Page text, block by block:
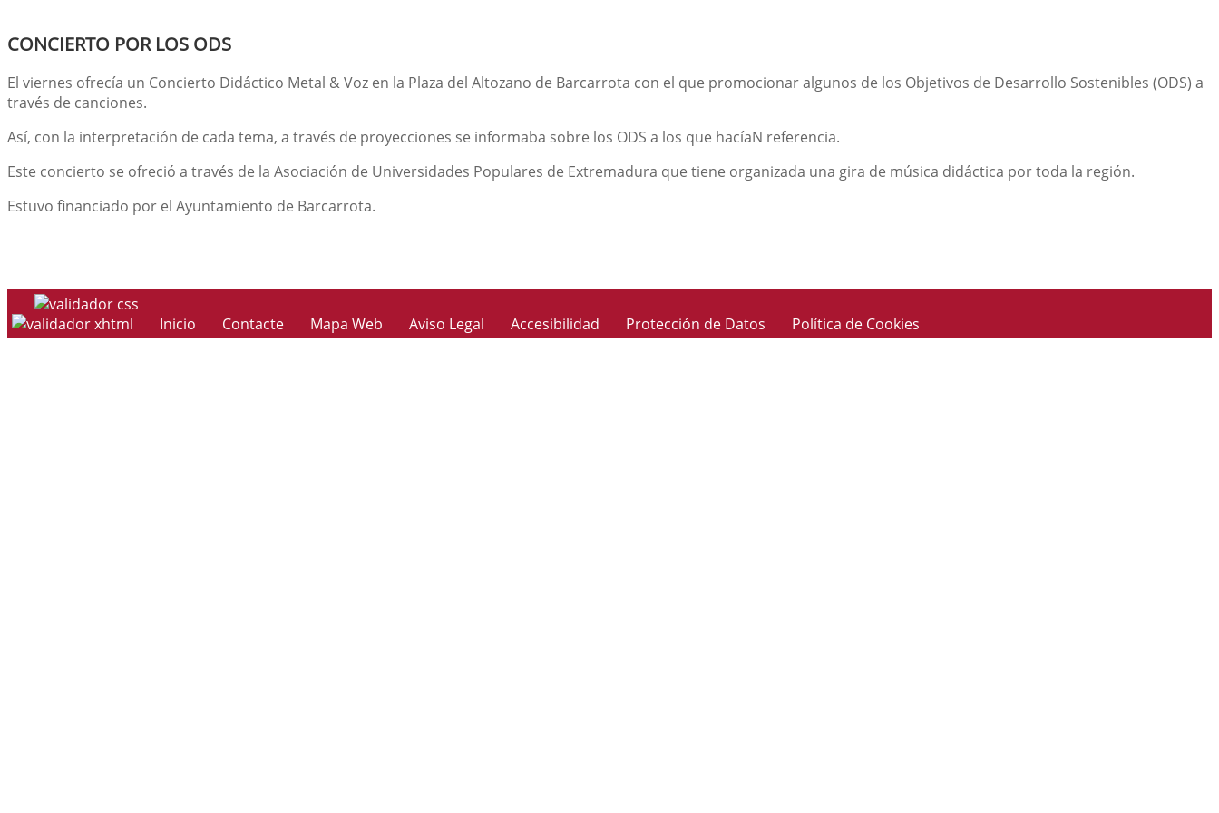
CONCIERTO POR LOS ODS
El viernes ofrecía un Concierto Didáctico Metal & Voz en la Plaza del Altozano de Barcarrota con el que promocionar algunos de los Objetivos de Desarrollo Sostenibles (ODS) a
través de canciones.
Así, con la interpretación de cada tema, a través de proyecciones se informaba sobre los ODS a los que hacíaN referencia.
Este concierto se ofreció a través de la Asociación de Universidades Populares de Extremadura que tiene organizada una gira de música didáctica por toda la región.
Estuvo financiado por el Ayuntamiento de Barcarrota.
Inicio Contacte Mapa Web Aviso Legal Accesibilidad Protección de Datos Política de Cookies